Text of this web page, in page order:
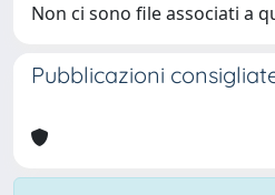
Non ci sono file associati a
Pubblicazioni